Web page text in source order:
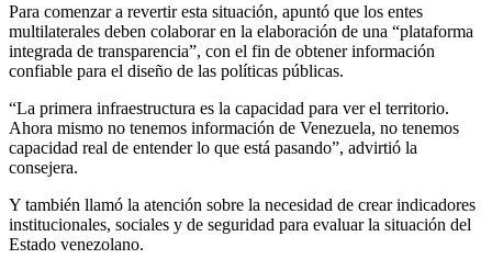
Para comenzar a revertir esta situación, apuntó que los entes
multilaterales deben colaborar en la elaboración de una “plataforma
integrada de transparencia”, con el fin de obtener información
confiable para el diseño de las políticas públicas.
“La primera infraestructura es la capacidad para ver el territorio.
Ahora mismo no tenemos información de Venezuela, no tenemos
capacidad real de entender lo que está pasando”, advirtió la
consejera.
Y también llamó la atención sobre la necesidad de crear indicadores
institucionales, sociales y de seguridad para evaluar la situación del
Estado venezolano.